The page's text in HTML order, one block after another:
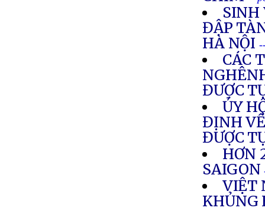
SINH
ĐẬP
HÀ NỘI
CÁC
ĐƯỢC
ỦY
ĐỊNH
ĐƯỢC
HƠN
SAIGON
VIỆT
KHỦNG